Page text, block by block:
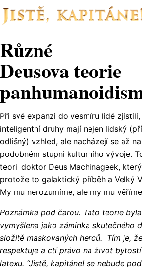
Různé
Deusova teorie
Při své expanzi do vesmíru lidé
inteligentní druhy mají nejen lidský
odlišný) vzhled, ale nacházejí se až
podobném stupni kulturního vývoje.
teorii doktor Deus Machinageek,
protože to galaktický příběh a Velký
My mu nerozumíme, ale my mu
Poznámka pod čarou. Tato teorie
vymyšlena jako záminka skutečného
složitě maskovaných herců. Tím je,
respektuje a ctí právo na život
latexu. “Jistě, kapitáne! se nebude